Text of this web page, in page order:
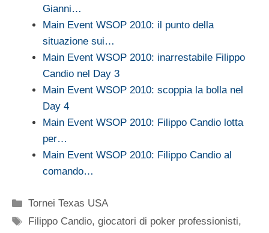
Gianni…
Main Event WSOP 2010: il punto della
situazione sui…
Main Event WSOP 2010: inarrestabile Filippo
Candio nel Day 3
Main Event WSOP 2010: scoppia la bolla nel
Day 4
Main Event WSOP 2010: Filippo Candio lotta
per…
Main Event WSOP 2010: Filippo Candio al
comando…
Categorie
Tornei Texas USA
Tag
Filippo Candio,giocatori di poker professionisti,